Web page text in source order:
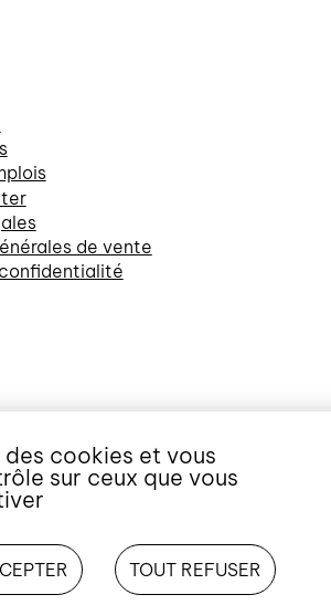
de vente
cookies et vous
sur ceux que vous
TOUT REFUSER